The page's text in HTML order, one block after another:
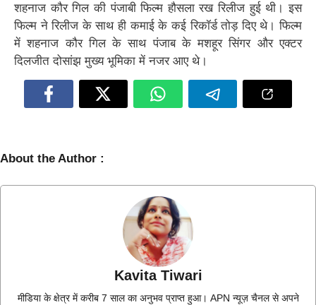
शहनाज कौर गिल की पंजाबी फिल्म हौसला रख रिलीज हुई थी। इस
फिल्म ने रिलीज के साथ ही कमाई के कई रिकॉर्ड तोड़ दिए थे। फिल्म
में शहनाज कौर गिल के साथ पंजाब के मशहूर सिंगर और एक्टर
दिलजीत दोसांझ मुख्य भूमिका में नजर आए थे।
About the Author :
Kavita Tiwari
मीडिया के क्षेत्र में करीब 7 साल का अनुभव प्राप्त हुआ। APN न्यूज़ चैनल से अपने